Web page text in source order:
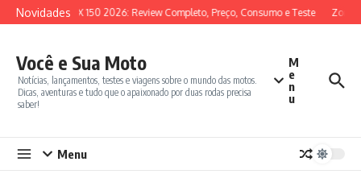
Ir para o conteúdo
Novidades
SYM ADX 150 2026: Review Completo, Preço, Consumo e Teste
Você e Sua Moto
Notícias, lançamentos, testes e viagens sobre o mundo das motos.
Dicas, aventuras e tudo que o apaixonado por duas rodas precisa
saber!
M
e
n
u
Menu